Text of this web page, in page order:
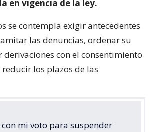
en vigencia de la ley.
se contempla exigir antecedentes
las denuncias, ordenar su
con el consentimiento
los plazos de las
mi voto para suspender